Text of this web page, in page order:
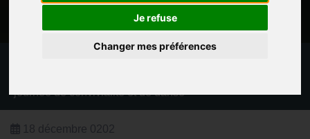
Je refuse
Changer mes préférences
journée de convivialité et de danse
18 décembre 0202